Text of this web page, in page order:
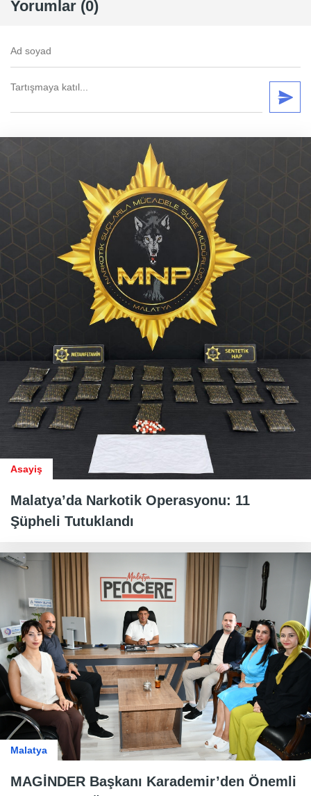
Yorumlar (0)
Asayiş
Malatya’da Narkotik Operasyonu: 11
Şüpheli Tutuklandı
Malatya
MAGİNDER Başkanı Karademir’den Önemli